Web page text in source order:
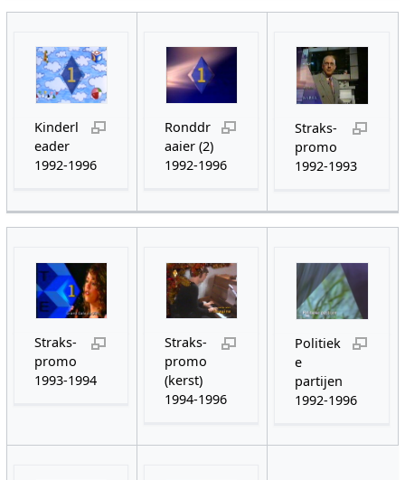
Kinderl
eader
1992-1996
Ronddr
aaier (2)
1992-1996
Straks-
promo
1992-1993
Straks-
promo
1993-1994
Straks-
promo
(kerst)
1994-1996
Politiek
e
partijen
1992-1996